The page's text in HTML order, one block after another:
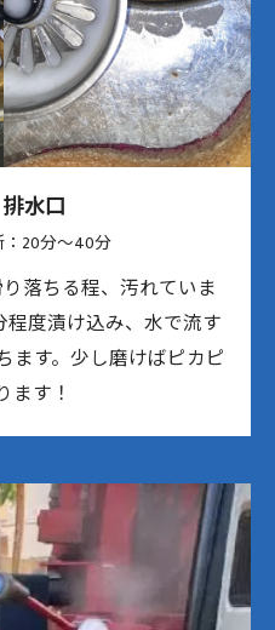
水口
20分〜40分
落ちる程、汚れていま
度漬け込み、水で流す
ます。少し磨けばピカピ
ます！